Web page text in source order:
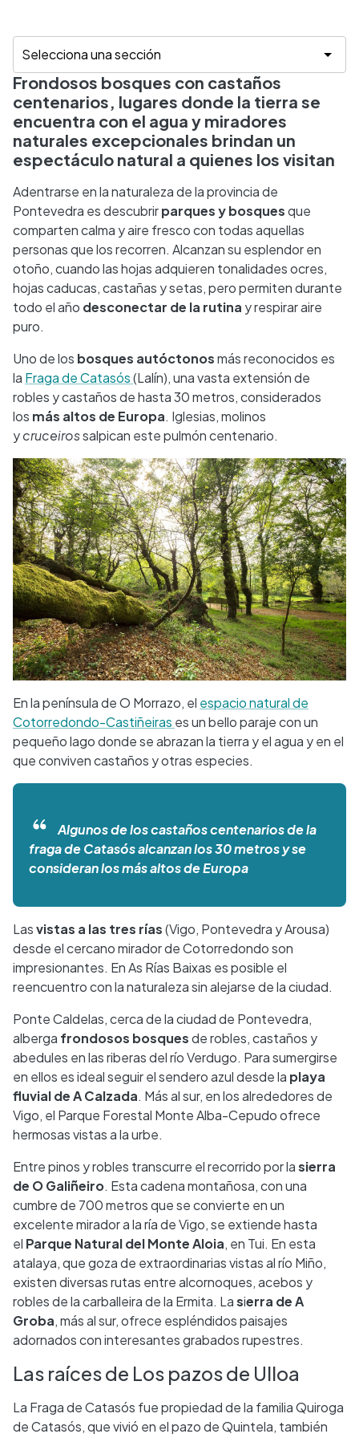
Frondosos bosques con castaños
centenarios, lugares donde la tierra se
encuentra con el agua y miradores
naturales excepcionales brindan un
espectáculo natural a quienes los visitan
Adentrarse en la naturaleza de la provincia de
Pontevedra es descubrirparques y bosquesque
comparten calma y aire fresco con todas aquellas
personas que los recorren. Alcanzan su esplendor en
otoño, cuando las hojas adquieren tonalidades ocres,
hojas caducas, castañas y setas, pero permiten durante
todo el año desconectar de la rutina y respirar aire
puro.
Uno de los bosques autóctonosmás reconocidos es
la Fraga de Catasós(Lalín), una vasta extensión de
robles y castaños de hasta 30 metros, considerados
los más altos de Europa. Iglesias, molinos
ycruceirossalpican este pulmón centenario.
En la península de O Morrazo, el espacio natural de
Cotorredondo-Castiñeiras es un bello paraje con un
pequeño lago donde se abrazan la tierra y el agua y en el
que conviven castaños y otras especies.
Algunos de los castaños centenarios de la
fraga de Catasós alcanzan los 30 metros y se
consideran los más altos de Europa
Lasvistas a las tres rías(Vigo, Pontevedra y Arousa)
desde el cercano mirador de Cotorredondo son
impresionantes. En As Rías Baixas es posible el
reencuentro con la naturaleza sin alejarse de la ciudad.
Ponte Caldelas, cerca de la ciudad de Pontevedra,
alberga frondosos bosquesde robles, castaños y
abedules en las riberas del río Verdugo. Para sumergirse
en ellos es ideal seguir el sendero azul desde la playa
fluvial de A Calzada. Más al sur, en los alrededores de
Vigo, el Parque Forestal Monte Alba-Cepudo ofrece
hermosas vistas a la urbe.
Entre pinos y robles transcurre el recorrido por lasierra
de O Galiñeiro. Esta cadena montañosa, con una
cumbre de 700 metros que se convierte en un
excelente mirador a la ría de Vigo, se extiende hasta
el Parque Natural delMonte Aloia, en Tui. En esta
atalaya, que goza de extraordinarias vistas al río Miño,
existen diversas rutas entre alcornoques, acebos y
robles de la carballeira de la Ermita. Lasierra de A
Groba, más al sur, ofrece espléndidos paisajes
adornados con interesantes grabados rupestres.
Las raíces de Los pazos de Ulloa
La Fraga de Catasós fue propiedad de la familia Quiroga
de Catasós, que vivió en el pazo de Quintela, también